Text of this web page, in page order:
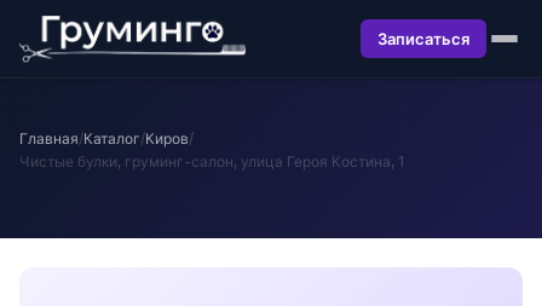
Записаться
Главная/Каталог/Киров/
Чистые булки, груминг-салон, улица Героя Костина, 1